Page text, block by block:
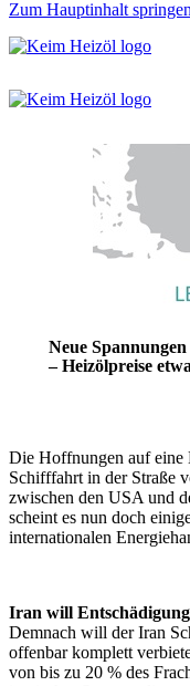
Zum Hauptinhalt springen
Neue
– Heizölpreise
Die Hoffnungen auf eine
Schifffahrt in der Straße
zwischen den USA und
scheint es nun doch
internationalen
Iran will
Demnach will der Iran
offenbar komplett
von bis zu 20 % des